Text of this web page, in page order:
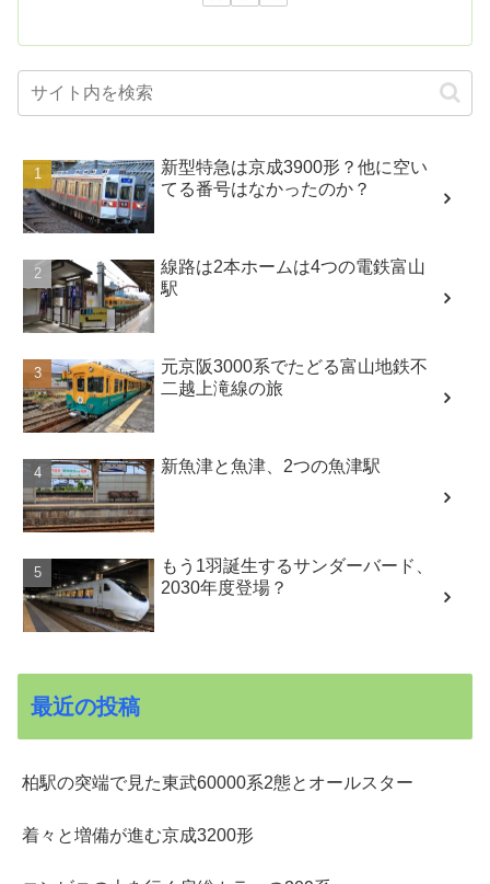
新型特急は京成3900形？他に空い
てる番号はなかったのか？
線路は2本ホームは4つの電鉄富山
駅
元京阪3000系でたどる富山地鉄不
二越上滝線の旅
新魚津と魚津、2つの魚津駅
もう1羽誕生するサンダーバード、
2030年度登場？
最近の投稿
柏駅の突端で見た東武60000系2態とオールスター
着々と増備が進む京成3200形